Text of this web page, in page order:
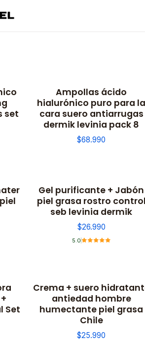
set
No disponible
Ampollas ácido
hialurónico puro para la
cara suero antiarrugas
dermik levinia pack 8
$68.990
Gel purificante + Jabón
piel grasa rostro control
seb levinia dermik
$26.990
5.0
Set
Crema + suero
antiedad hombre
humectante piel grasa
Chile
$25.990